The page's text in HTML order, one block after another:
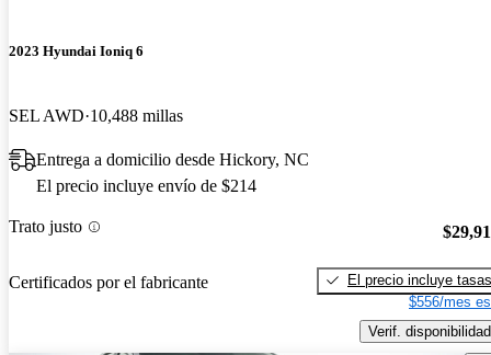
2023 Hyundai Ioniq 6
SEL AWD 10,488 millas
Entrega a domicilio desde Hickory, NC
El precio incluye envío de $214
Trato justo
Certificados por el fabricante
El precio incluye tasas
$556/mes
Verif. disponibilidad